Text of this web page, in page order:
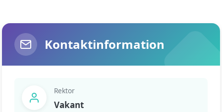
Kontaktinformation
Rektor
Vakant